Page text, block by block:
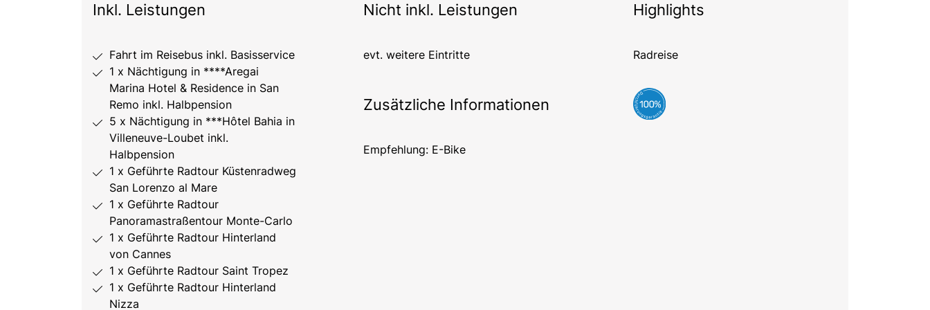
Inkl. Leistungen
Fahrt im Reisebus inkl. Basisservice
1 x Nächtigung in ****Aregai
Marina Hotel & Residence in San
Remo inkl. Halbpension
5 x Nächtigung in ***Hôtel Bahia in
Villeneuve-Loubet inkl.
Halbpension
1 x Geführte Radtour Küstenradweg
San Lorenzo al Mare
1 x Geführte Radtour
Panoramastraßentour Monte-Carlo
1 x Geführte Radtour Hinterland
von Cannes
1 x Geführte Radtour Saint Tropez
1 x Geführte Radtour Hinterland
Nizza
Nicht inkl. Leistungen
evt. weitere Eintritte
Zusätzliche Informationen
Empfehlung: E-Bike
Highlights
Radreise